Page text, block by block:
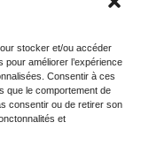
stocker et/ou accéder
améliorer l’expérience
Consentir à ces
que le comportement de
consentir ou de retirer son
et